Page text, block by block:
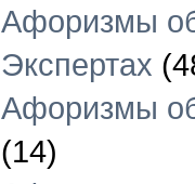
Афоризмы
Экспертах
Афоризмы
(14)